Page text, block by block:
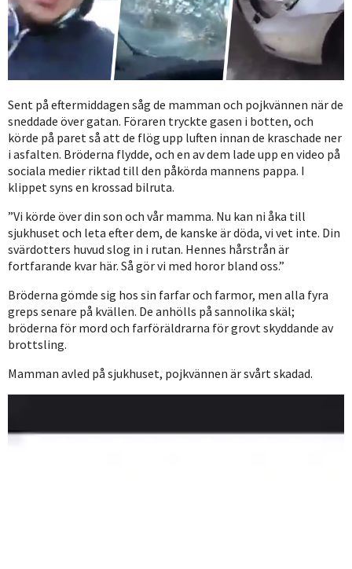
Sent på eftermiddagen såg de mamman och pojkvännen när de
sneddade över gatan. Föraren tryckte gasen i botten, och
körde på paret så att de flög upp luften innan de kraschade ner
i asfalten. Bröderna flydde, och en av dem lade upp en video på
sociala medier riktad till den påkörda mannens pappa. I
klippet syns en krossad bilruta.
”Vi körde över din son och vår mamma. Nu kan ni åka till
sjukhuset och leta efter dem, de kanske är döda, vi vet inte. Din
svärdotters huvud slog in i rutan. Hennes hårstrån är
fortfarande kvar här. Så gör vi med horor bland oss.”
Bröderna gömde sig hos sin farfar och farmor, men alla fyra
greps senare på kvällen. De anhölls på sannolika skäl;
bröderna för mord och farföräldrarna för grovt skyddande av
brottsling.
Mamman avled på sjukhuset, pojkvännen är svårt skadad.